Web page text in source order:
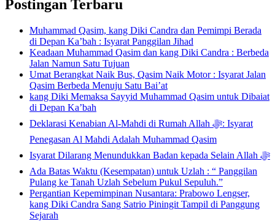
Postingan Terbaru
Muhammad Qasim, kang Diki Candra dan Pemimpi Berada
di Depan Ka’bah : Isyarat Panggilan Jihad
Keadaan Muhammad Qasim dan kang Diki Candra : Berbeda
Jalan Namun Satu Tujuan
Umat Berangkat Naik Bus, Qasim Naik Motor : Isyarat Jalan
Qasim Berbeda Menuju Satu Bai’at
kang Diki Memaksa Sayyid Muhammad Qasim untuk Dibaiat
di Depan Ka’bah
Deklarasi Kenabian Al-Mahdi di Rumah Allah ﷻ: Isyarat
Penegasan Al Mahdi Adalah Muhammad Qasim
Isyarat Dilarang Menundukkan Badan kepada Selain Allah ﷻ
Ada Batas Waktu (Kesempatan) untuk Uzlah : “ Panggilan
Pulang ke Tanah Uzlah Sebelum Pukul Sepuluh.”
Pergantian Kepemimpinan Nusantara: Prabowo Lengser,
kang Diki Candra Sang Satrio Piningit Tampil di Panggung
Sejarah